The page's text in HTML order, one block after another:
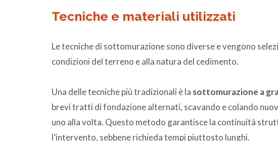
Tecniche e materiali utilizzati
Le tecniche di sottomurazione sono diverse e vengono
condizioni del terreno e alla natura del cedimento.
Una delle tecniche più tradizionali è la sottomurazione a
brevi tratti di fondazione alternati, scavando e colando
uno alla volta. Questo metodo garantisce la continuità
l’intervento, sebbene richieda tempi piuttosto lunghi.